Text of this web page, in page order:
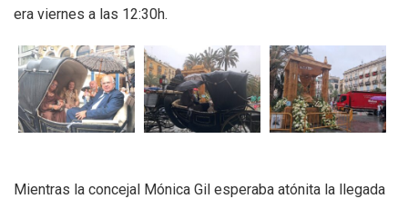
era viernes a las 12:30h.
Mientras la concejal Mónica Gil esperaba atónita la llegada